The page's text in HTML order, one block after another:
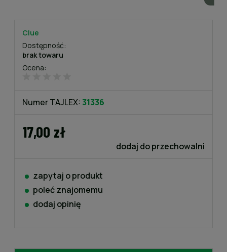
Ocena:
Clue
Dostępność:
brak towaru
Numer TAJLEX:31336
17,00 zł
dodaj do przechowalni
zapytaj o produkt
poleć znajomemu
dodaj opinię